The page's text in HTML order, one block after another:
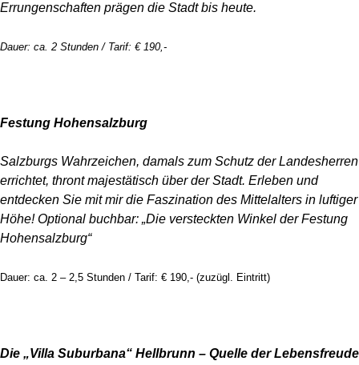
Errungenschaften prägen die Stadt bis heute.
Dauer: ca. 2 Stunden / Tarif: € 190,-
Festung Hohensalzburg
Salzburgs Wahrzeichen, damals zum Schutz der Landesherren
errichtet, thront majestätisch über der Stadt. Erleben und
entdecken Sie mit mir die Faszination des Mittelalters in luftiger
Höhe! Optional buchbar: „Die versteckten Winkel der Festung
Hohensalzburg“
Dauer: ca. 2 – 2,5 Stunden / Tarif: € 190,- (zuzügl. Eintritt)
Die „Villa Suburbana“ Hellbrunn – Quelle der Lebensfreude